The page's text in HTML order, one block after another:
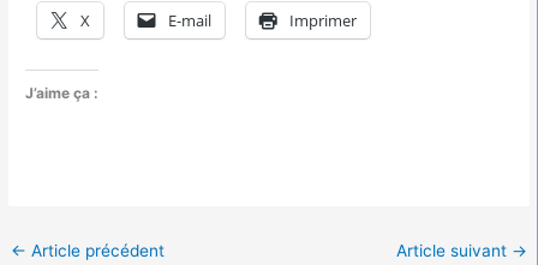
X E-mail Imprimer
J’aime ça :
← Article précédent Article suivant →